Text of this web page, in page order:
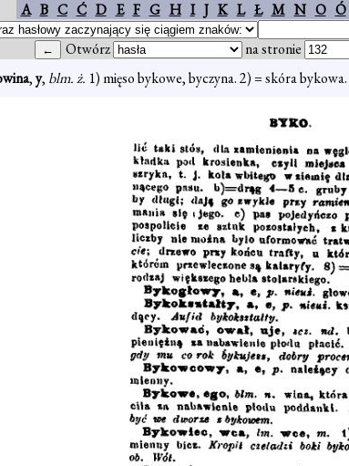
A B C Ć D E F G H I J K L Ł M N O Ó
Otwórz na stronie
,y, blm. ż. 1) mięso bykowe, byczyna. 2) = skóra bykowa.